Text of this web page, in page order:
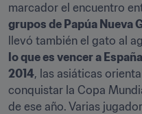
marcador el encuentro
grupos de Papúa Nueva
llevó también el gato al
lo que es vencer a
2014, las asiáticas
conquistar la Copa
de ese año. Varias